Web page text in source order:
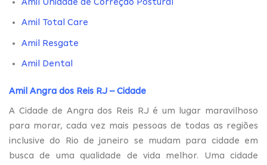
Amil Total Care
Amil Resgate
Amil Dental
Amil Angra dos Reis RJ – Cidade
A Cidade de Angra dos Reis RJ é um lugar maravilhoso
para morar, cada vez mais pessoas de todas as regiões
inclusive do Rio de janeiro se mudam para cidade em
busca de uma qualidade de vida melhor. Uma cidade